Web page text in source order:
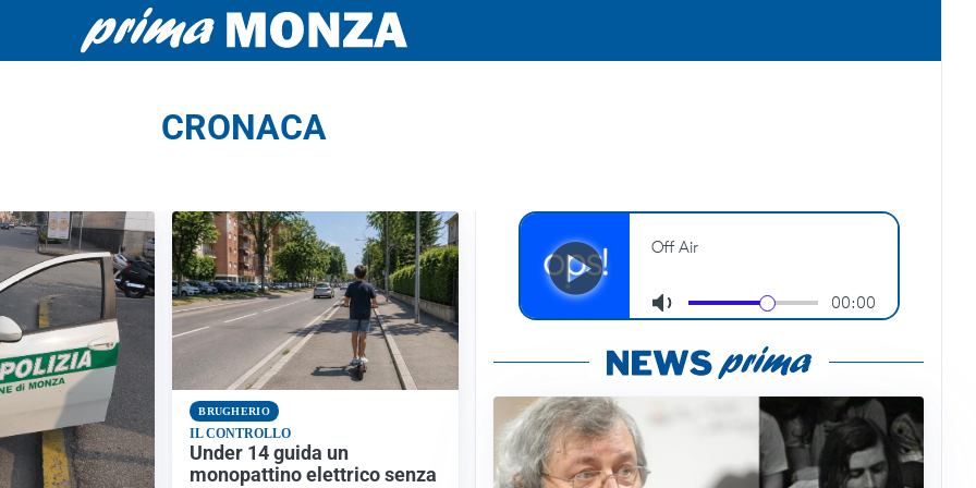
CRONACA
BRUGHERIO
IL CONTROLLO
Under 14 guida un
monopattino elettrico senza